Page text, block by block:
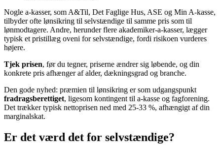
Nogle a-kasser, som A&Til, Det Faglige Hus, ASE og Min A-kasse,
tilbyder ofte lønsikring til selvstændige til samme pris som til
lønmodtagere. Andre, herunder flere akademiker-a-kasser, lægger
typisk et pristillæg oveni for selvstændige, fordi risikoen vurderes
højere.
Tjek prisen, før du tegner, priserne ændrer sig løbende, og din
konkrete pris afhænger af alder, dækningsgrad og branche.
Den gode nyhed: præmien til lønsikring er som udgangspunkt
fradragsberettiget, ligesom kontingent til a-kasse og fagforening.
Det trækker typisk nettoprisen ned med 25-33 %, afhængigt af din
marginalskat.
Er det værd det for selvstændige?